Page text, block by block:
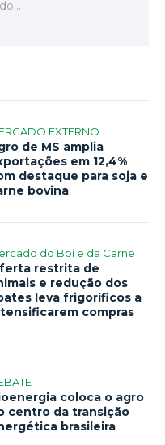
EXTERNO
de MS amplia
em 12,4%
destaque para soja e
bovina
do Boi e da Carne
restrita de
e redução dos
leva frigoríficos a
compras
coloca o agro
centro da transição
brasileira